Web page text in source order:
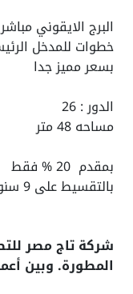
البرج الايقوني مباشر CBD
خطوات للمدخل
بسعر مميز جدا
الدور : 26
مساحه 48 متر
بمقدم 20 % فقط
بالتقسيط على 9 سنوات
شركة تاج مصر
المطورة. وبين